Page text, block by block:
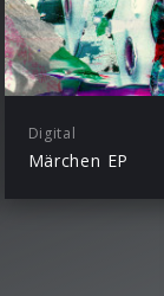
Digital
Märchen EP